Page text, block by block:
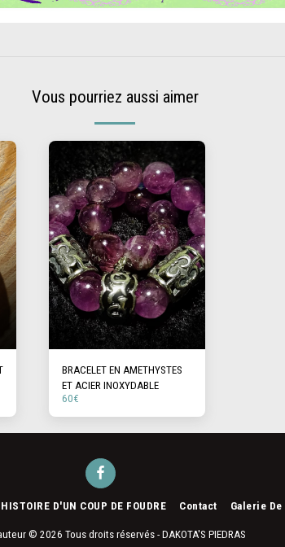
Vous pourriez aussi aimer
BRACELET EN AMETHYSTES
ET ACIER INOXYDABLE
60€
HISTOIRE D'UN COUP DE FOUDRE Contact Galerie
© 2026 Tous droits réservés - DAKOTA'S PIEDRAS